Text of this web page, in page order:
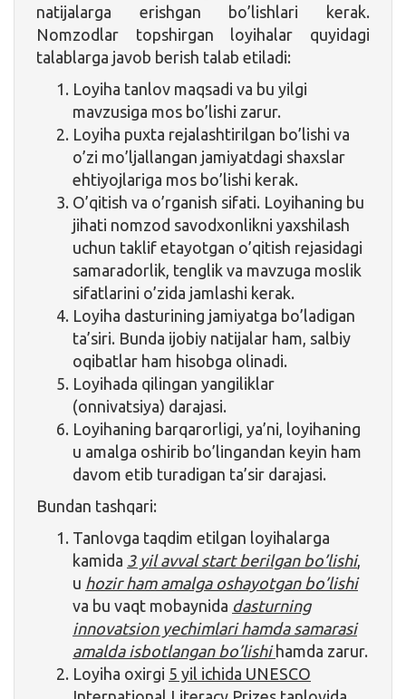
natijalarga erishgan bo’lishlari kerak.
Nomzodlar topshirgan loyihalar quyidagi
talablarga javob berish talab etiladi:
Loyiha tanlov maqsadi va bu yilgi
mavzusiga mos bo’lishi zarur.
Loyiha puxta rejalashtirilgan bo’lishi va
o’zi mo’ljallangan jamiyatdagi shaxslar
ehtiyojlariga mos bo’lishi kerak.
O’qitish va o’rganish sifati. Loyihaning bu
jihati nomzod savodxonlikni yaxshilash
uchun taklif etayotgan o’qitish rejasidagi
samaradorlik, tenglik va mavzuga moslik
sifatlarini o’zida jamlashi kerak.
Loyiha dasturining jamiyatga bo’ladigan
ta’siri. Bunda ijobiy natijalar ham, salbiy
oqibatlar ham hisobga olinadi.
Loyihada qilingan yangiliklar
(onnivatsiya) darajasi.
Loyihaning barqarorligi, ya’ni, loyihaning
u amalga oshirib bo’lingandan keyin ham
davom etib turadigan ta’sir darajasi.
Bundan tashqari:
Tanlovga taqdim etilgan loyihalarga
kamida 3 yil avval start berilgan bo’lishi,
u hozir ham amalga oshayotgan bo’lishi
va bu vaqt mobaynida dasturning
innovatsion yechimlari hamda samarasi
amalda isbotlangan bo’lishi hamda zarur.
Loyiha oxirgi 5 yil ichida UNESCO